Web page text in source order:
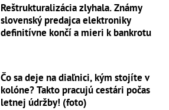
Reštrukturalizácia zlyhala. Známy
slovenský predajca elektroniky
definitívne končí a mieri k bankrotu
Čo sa deje na diaľnici, kým stojíte v
kolóne? Takto pracujú cestári počas
letnej údržby! (foto)